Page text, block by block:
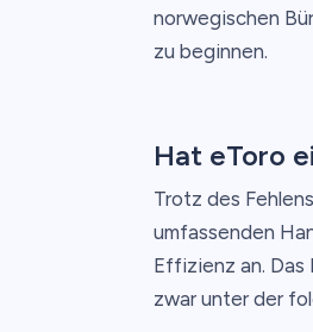
norwegischen
zu beginnen.
Hat eToro
Trotz des
umfassenden
Effizienz an.
zwar unter der